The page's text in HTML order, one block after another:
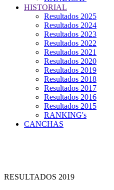
HISTORIAL
Resultados 2025
Resultados 2024
Resultados 2023
Resultados 2022
Resultados 2021
Resultados 2020
Resultados 2019
Resultados 2018
Resultados 2017
Resultados 2016
Resultados 2015
RANKING's
CANCHAS
RESULTADOS 2019